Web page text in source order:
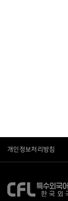
개인정보처리방침